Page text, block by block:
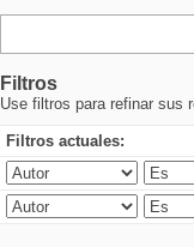
Filtros
Use filtros para refinar sus
Filtros actuales: